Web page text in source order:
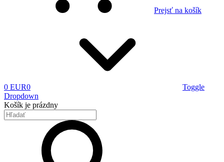
Prejsť na košík
0 EUR0
Toggle
Dropdown
Košík je prázdny